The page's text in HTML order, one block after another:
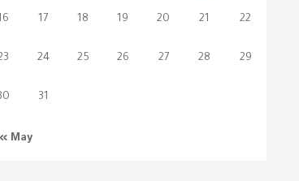
« May
16 17 18 19 20 21 22
24 25 26 27 28 29
31